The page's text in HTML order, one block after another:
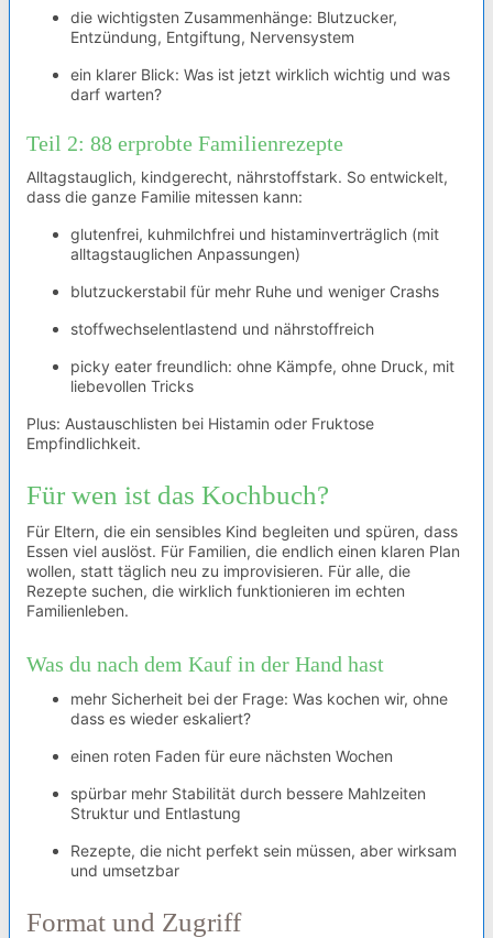
die wichtigsten Zusammenhänge: Blutzucker,
Entzündung, Entgiftung, Nervensystem
ein klarer Blick: Was ist jetzt wirklich wichtig und was
darf warten?
Teil 2: 88 erprobte Familienrezepte
Alltagstauglich, kindgerecht, nährstoffstark. So entwickelt,
dass die ganze Familie mitessen kann:
glutenfrei, kuhmilchfrei und histaminverträglich (mit
alltagstauglichen Anpassungen)
blutzuckerstabil für mehr Ruhe und weniger Crashs
stoffwechselentlastend und nährstoffreich
picky eater freundlich: ohne Kämpfe, ohne Druck, mit
liebevollen Tricks
Plus: Austauschlisten bei Histamin oder Fruktose
Empfindlichkeit.
Für wen ist das Kochbuch?
Für Eltern, die ein sensibles Kind begleiten und spüren, dass
Essen viel auslöst. Für Familien, die endlich einen klaren Plan
wollen, statt täglich neu zu improvisieren. Für alle, die
Rezepte suchen, die wirklich funktionieren im echten
Familienleben.
Was du nach dem Kauf in der Hand hast
mehr Sicherheit bei der Frage: Was kochen wir, ohne
dass es wieder eskaliert?
einen roten Faden für eure nächsten Wochen
spürbar mehr Stabilität durch bessere Mahlzeiten
Struktur und Entlastung
Rezepte, die nicht perfekt sein müssen, aber wirksam
und umsetzbar
Format und Zugriff